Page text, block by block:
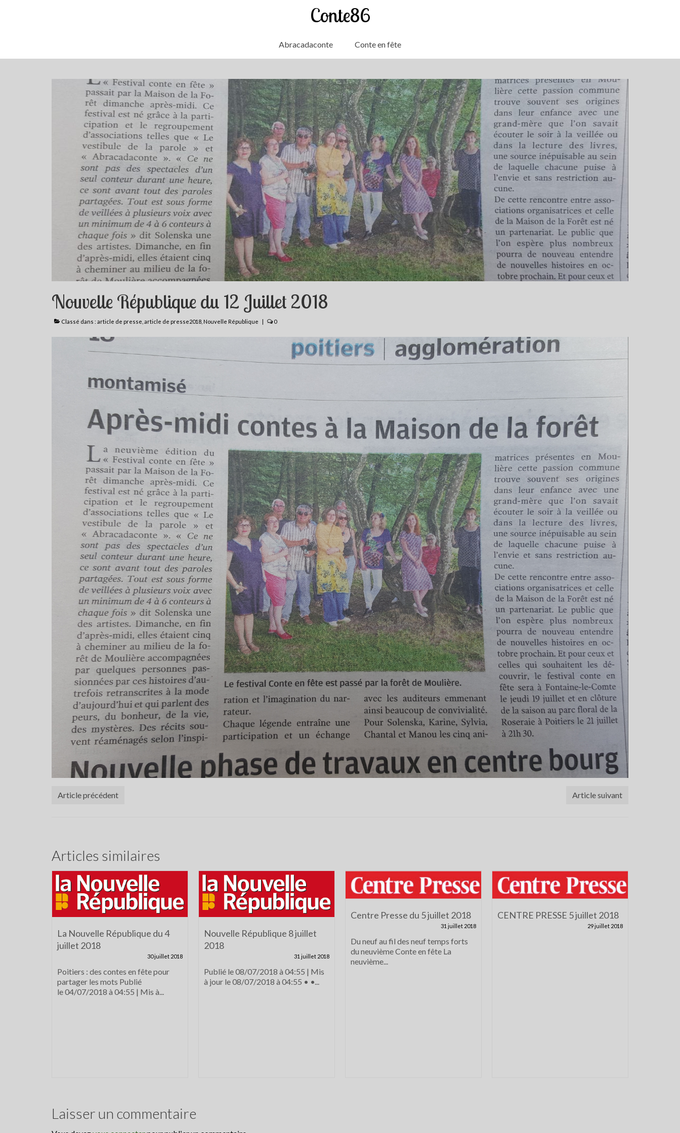
Conte86
Abracadaconte Conte en fête
Nouvelle République du 12 Juillet 2018
Classé dans : article de presse article de presse2018 Nouvelle République | 0
Article précédent Article suivant
Articles similaires
La Nouvelle République du 4
juillet 2018
30 juillet 2018
Poitiers : des contes en fête pour
partager les mots Publié
le 04/07/2018 à 04:55 | Mis à...
Nouvelle République 8 juillet
2018
31 juillet 2018
Publié le 08/07/2018 à 04:55 | Mis
à jour le 08/07/2018 à 04:55 • •...
Centre Presse du 5 juillet 2018
31 juillet 2018
Du neuf au fil des neuf temps forts
du neuvième Conte en fête La
neuvième...
CENTRE PRESSE 5 juillet 2018
29 juillet 2018
Laisser un commentaire